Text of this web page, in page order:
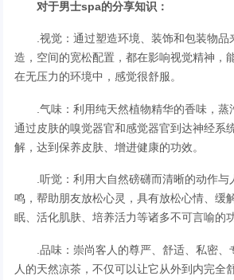
对于男士spa的分享知识：
.视觉：通过塑造环境、装饰和包装物
造，空间的宽松配置，都在影响视觉精神，
在无压力的环境中，感觉很舒服。
.气味：利用纯天然植物精华的香味，蒸
通过皮肤的嗅觉器官和感觉器官到达神经系
解，达到保养皮肤、增进健康的功效。
.听觉：利用大自然磅礴而清晰的动作
鸣，帮助朋友放松心灵，具有放松心情、缓
眠、活化肌肤、培养活力等诸多不可言喻的功
.品味：崇尚客人的尊严、舒适、私密
人的天然凉茶，不仅可以让它从外到内完全